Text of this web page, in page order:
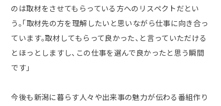
のは取材をさせてもらっている方へのリスペクトだとい
う。「取材先の方を理解したいと思いながら仕事に向き合っ
ています。取材してもらって良かった、と言っていただける
とほっとしますし、この仕事を選んで良かったと思う瞬間
です」
今後も新潟に暮らす人々や出来事の魅力が伝わる番組作り